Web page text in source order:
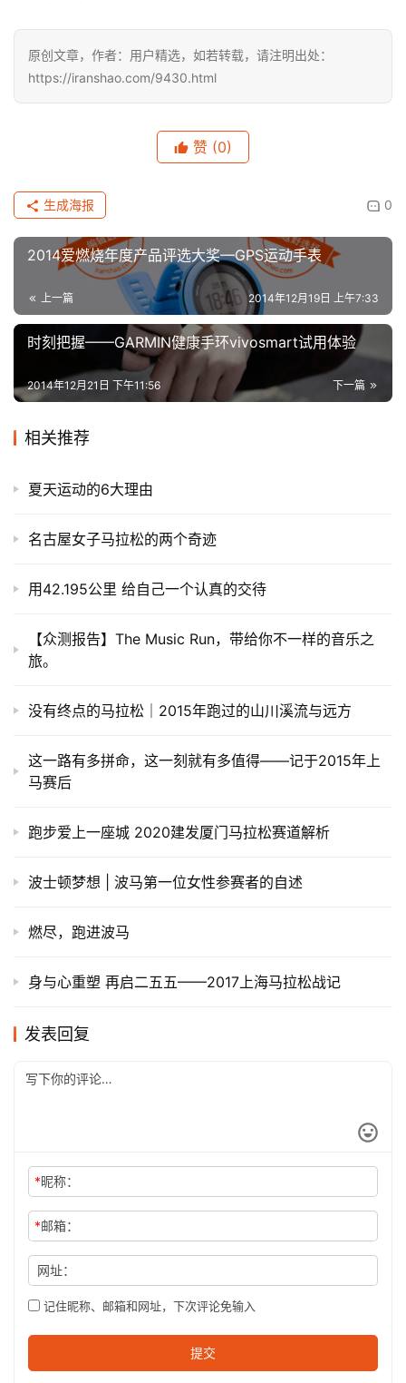
原创文章，作者：用户精选，如若转载，请注明出处：
https://iranshao.com/9430.html
赞 (0)
0
生成海报
​2014爱燃烧年度产品评选大奖—GPS运动手表
上一篇 2014年12月19日 上午7:33
时刻把握——GARMIN健康手环vivosmart试用体验
下一篇
2014年12月21日 下午11:56
相关推荐
夏天运动的6大理由
名古屋女子马拉松的两个奇迹
用42.195公里 给自己一个认真的交待
【众测报告】The Music Run，带给你不一样的音乐之
旅。
没有终点的马拉松｜2015年跑过的山川溪流与远方
这一路有多拼命，这一刻就有多值得——记于2015年上
马赛后
跑步爱上一座城 2020建发厦门马拉松赛道解析
波士顿梦想 | 波马第一位女性参赛者的自述
燃尽，跑进波马
身与心重塑 再启二五五——2017上海马拉松战记
发表回复
*昵称：
*邮箱：
网址：
记住昵称、邮箱和网址，下次评论免输入
提交